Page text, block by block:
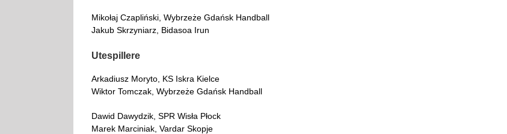
Mikołaj Czapliński, Wybrzeże Gdańsk Handball
Jakub Skrzyniarz, Bidasoa Irun
Utespillere
Arkadiusz Moryto, KS Iskra Kielce
Wiktor Tomczak, Wybrzeże Gdańsk Handball
Dawid Dawydzik, SPR Wisła Płock
Marek Marciniak, Vardar Skopje